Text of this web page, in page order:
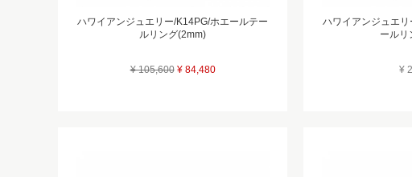
ハワイアンジュエリー/K14PG/ホエールテー
ルリング(2mm)
¥ 105,600 ¥ 84,480
ハワイアンジュエ
ールリ
¥